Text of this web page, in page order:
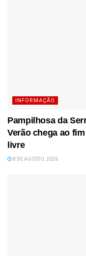
INFORMAÇÃO
Pampilhosa da
Verão chega ao
livre
8 DE AGOSTO, 2026